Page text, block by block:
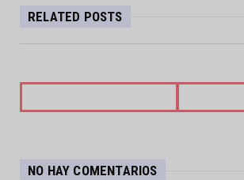
RELATED POSTS
NO HAY COMENTARIOS